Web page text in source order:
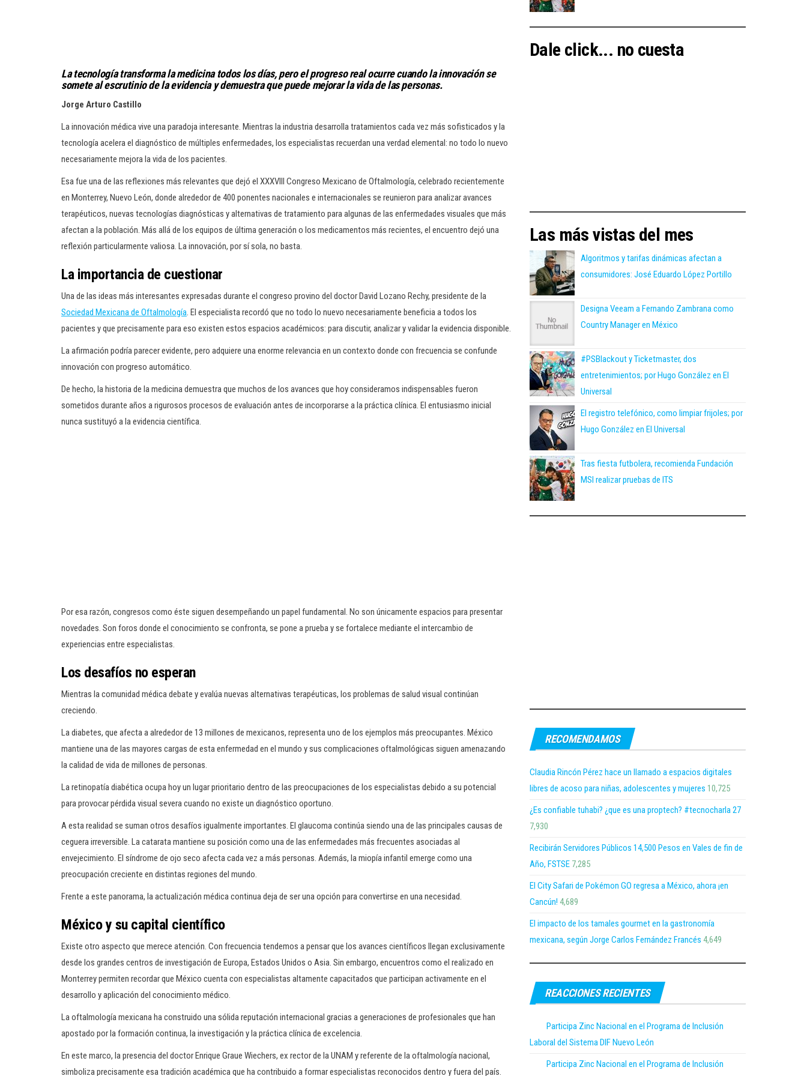
La tecnología transforma la medicina todos los días, pero el progreso real ocurre cuando la innovación se
somete al escrutinio de la evidencia y demuestra que puede mejorar la vida de las personas.
Jorge Arturo Castillo
La innovación médica vive una paradoja interesante. Mientras la industria desarrolla tratamientos cada vez más sofisticados y la
tecnología acelera el diagnóstico de múltiples enfermedades, los especialistas recuerdan una verdad elemental: no todo lo nuevo
necesariamente mejora la vida de los pacientes.
Esa fue una de las reflexiones más relevantes que dejó el XXXVIII Congreso Mexicano de Oftalmología, celebrado recientemente
en Monterrey, Nuevo León, donde alrededor de 400 ponentes nacionales e internacionales se reunieron para analizar avances
terapéuticos, nuevas tecnologías diagnósticas y alternativas de tratamiento para algunas de las enfermedades visuales que más
afectan a la población. Más allá de los equipos de última generación o los medicamentos más recientes, el encuentro dejó una
reflexión particularmente valiosa. La innovación, por sí sola, no basta.
La importancia de cuestionar
Una de las ideas más interesantes expresadas durante el congreso provino del doctor David Lozano Rechy, presidente de la
Sociedad Mexicana de Oftalmología. El especialista recordó que no todo lo nuevo necesariamente beneficia a todos los
pacientes y que precisamente para eso existen estos espacios académicos: para discutir, analizar y validar la evidencia disponible.
La afirmación podría parecer evidente, pero adquiere una enorme relevancia en un contexto donde con frecuencia se confunde
innovación con progreso automático.
De hecho, la historia de la medicina demuestra que muchos de los avances que hoy consideramos indispensables fueron
sometidos durante años a rigurosos procesos de evaluación antes de incorporarse a la práctica clínica. El entusiasmo inicial
nunca sustituyó a la evidencia científica.
Por esa razón, congresos como éste siguen desempeñando un papel fundamental. No son únicamente espacios para presentar
novedades. Son foros donde el conocimiento se confronta, se pone a prueba y se fortalece mediante el intercambio de
experiencias entre especialistas.
Los desafíos no esperan
Mientras la comunidad médica debate y evalúa nuevas alternativas terapéuticas, los problemas de salud visual continúan
creciendo.
La diabetes, que afecta a alrededor de 13 millones de mexicanos, representa uno de los ejemplos más preocupantes. México
mantiene una de las mayores cargas de esta enfermedad en el mundo y sus complicaciones oftalmológicas siguen amenazando
la calidad de vida de millones de personas.
La retinopatía diabética ocupa hoy un lugar prioritario dentro de las preocupaciones de los especialistas debido a su potencial
para provocar pérdida visual severa cuando no existe un diagnóstico oportuno.
A esta realidad se suman otros desafíos igualmente importantes. El glaucoma continúa siendo una de las principales causas de
ceguera irreversible. La catarata mantiene su posición como una de las enfermedades más frecuentes asociadas al
envejecimiento. El síndrome de ojo seco afecta cada vez a más personas. Además, la miopía infantil emerge como una
preocupación creciente en distintas regiones del mundo.
Frente a este panorama, la actualización médica continua deja de ser una opción para convertirse en una necesidad.
México y su capital científico
Existe otro aspecto que merece atención. Con frecuencia tendemos a pensar que los avances científicos llegan exclusivamente
desde los grandes centros de investigación de Europa, Estados Unidos o Asia. Sin embargo, encuentros como el realizado en
Monterrey permiten recordar que México cuenta con especialistas altamente capacitados que participan activamente en el
desarrollo y aplicación del conocimiento médico.
La oftalmología mexicana ha construido una sólida reputación internacional gracias a generaciones de profesionales que han
apostado por la formación continua, la investigación y la práctica clínica de excelencia.
En este marco, la presencia del doctor Enrique Graue Wiechers, ex rector de la UNAM y referente de la oftalmología nacional,
simboliza precisamente esa tradición académica que ha contribuido a formar especialistas reconocidos dentro y fuera del país.
Dale click... no cuesta
Las más vistas del mes
Algoritmos y tarifas dinámicas afectan a
consumidores: José Eduardo López Portillo
Designa Veeam a Fernando Zambrana como
Country Manager en México
#PSBlackout y Ticketmaster, dos
entretenimientos; por Hugo González en El
Universal
El registro telefónico, como limpiar frijoles; por
Hugo González en El Universal
Tras fiesta futbolera, recomienda Fundación
MSI realizar pruebas de ITS
RECOMENDAMOS
Claudia Rincón Pérez hace un llamado a espacios digitales
libres de acoso para niñas, adolescentes y mujeres 10,725
¿Es confiable tuhabi? ¿que es una proptech? #tecnocharla 27
7,930
Recibirán Servidores Públicos 14,500 Pesos en Vales de fin de
Año, FSTSE 7,285
El City Safari de Pokémon GO regresa a México, ahora ¡en
Cancún! 4,689
El impacto de los tamales gourmet en la gastronomía
mexicana, según Jorge Carlos Fernández Francés 4,649
REACCIONES RECIENTES
Participa Zinc Nacional en el Programa de Inclusión
Laboral del Sistema DIF Nuevo León
Participa Zinc Nacional en el Programa de Inclusión